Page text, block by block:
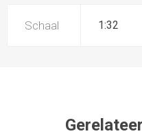
Schaal 1:32